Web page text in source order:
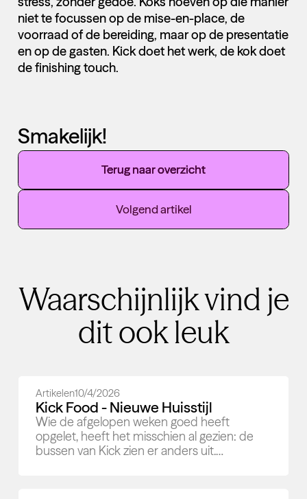
niet te focussen op de mise-en-place, de
voorraad of de bereiding, maar op de presentatie
en op de gasten. Kick doet het werk, de kok doet
de finishing touch.
Smakelijk!
Terug naar overzicht
Volgend artikel
Waarschijnlijk vind je
dit ook leuk
Artikelen10/4/2026
Kick Food - Nieuwe Huisstijl
Wie de afgelopen weken goed heeft
opgelet, heeft het misschien al gezien: de
bussen van Kick zien er anders uit.…